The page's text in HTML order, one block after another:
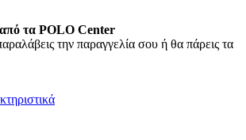
τα POLO Center
την παραγγελία σου ή θα πάρεις τα